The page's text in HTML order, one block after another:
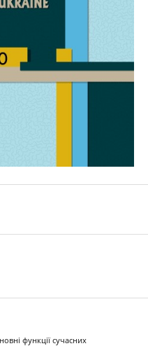
функції сучасних